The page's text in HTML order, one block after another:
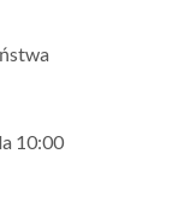
10:00